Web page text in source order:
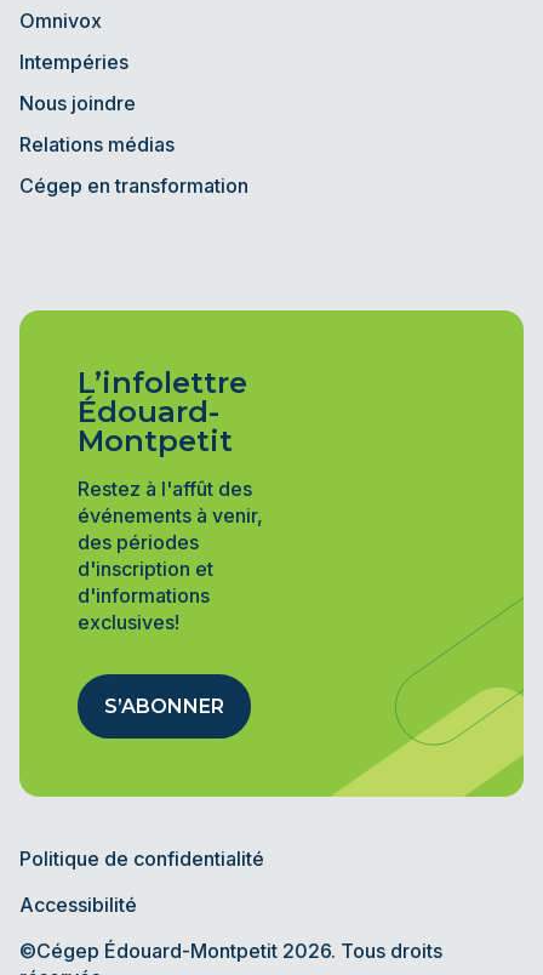
Omnivox
Intempéries
Nous joindre
Relations médias
Cégep en transformation
L’infolettre
Édouard-
Montpetit
Restez à l'affût des
événements à venir,
des périodes
d'inscription et
d'informations
exclusives!
S’ABONNER
Politique de confidentialité
Accessibilité
©Cégep Édouard-Montpetit 2026. Tous droits